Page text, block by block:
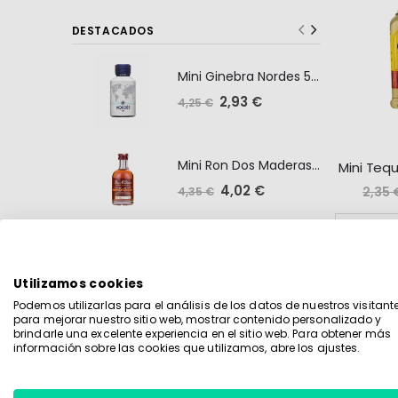
2,35
Mostrar
DESTACADOS
Mini Ginebra Nordes 5cl
4,25 € Precio
especial
2,93 €
Mini Ron Dos Maderas 5+5 5cl
4,35 € Precio
especial
4,02 €
Utilizamos cookies
Podemos utilizarlas para el análisis de los datos de nuestros
para mejorar nuestro sitio web, mostrar contenido personalizado y
brindarle una excelente experiencia en el sitio web. Para obtener más
información sobre las cookies que utilizamos, abre los ajustes.